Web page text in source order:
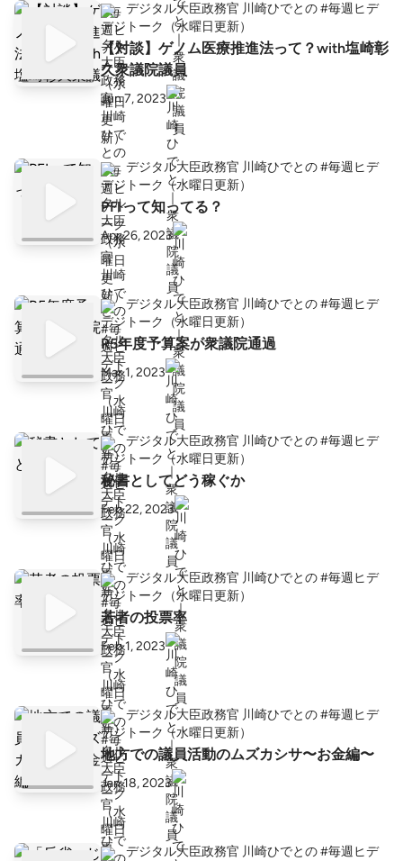
デジタル大臣政務官 川崎ひでとの #毎週ヒデ
トーク（水曜日更新）
【対談】ゲノム医療推進法って？with塩崎彰
久衆議院議員
Jun 7, 2023
デジタル大臣政務官 川崎ひでとの #毎週ヒデ
トーク（水曜日更新）
PFIって知ってる？
Apr 26, 2023
デジタル大臣政務官 川崎ひでとの #毎週ヒデ
トーク（水曜日更新）
R5年度予算案が衆議院通過
Mar 1, 2023
デジタル大臣政務官 川崎ひでとの #毎週ヒデ
トーク（水曜日更新）
秘書としてどう稼ぐか
Feb 22, 2023
デジタル大臣政務官 川崎ひでとの #毎週ヒデ
トーク（水曜日更新）
若者の投票率
Feb 1, 2023
デジタル大臣政務官 川崎ひでとの #毎週ヒデ
トーク（水曜日更新）
地方での議員活動のムズカシサ〜お金編〜
Jan 18, 2023
デジタル大臣政務官 川崎ひでとの #毎週ヒデ